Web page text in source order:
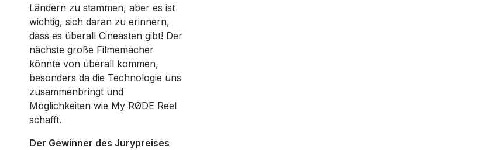
Ländern zu stammen, aber es ist
wichtig, sich daran zu erinnern,
dass es überall Cineasten gibt! Der
nächste große Filmemacher
könnte von überall kommen,
besonders da die Technologie uns
zusammenbringt und
Möglichkeiten wie My RØDE Reel
schafft.
Der Gewinner des Jurypreises